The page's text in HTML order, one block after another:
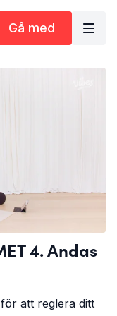
Gå med
4. Andas
att reglera ditt